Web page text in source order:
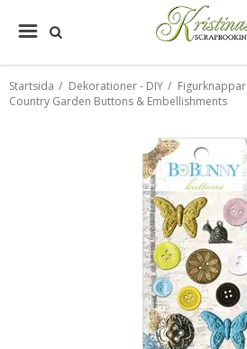
Startsida / Dekorationer - DIY / Figurknappar
Country Garden Buttons & Embellishments